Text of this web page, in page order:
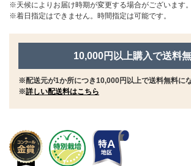
※天候によりお届け時期が変更する場合がございます。
※着日指定はできません。時間指定は可能です。
10,000円以上購入で送料
※配送元が1か所につき10,000円以上で送料無料にな
※詳しい配送料はこちら